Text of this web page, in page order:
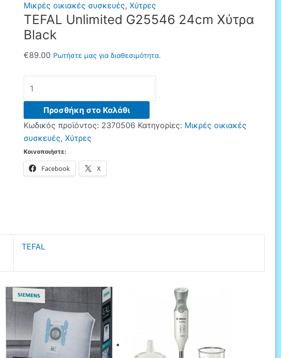
Μικρές οικιακές συσκευές, Χύτρες
TEFAL Unlimited G25546 24cm Χύτρα
Black
€89.00 Ρωτήστε μας για διαθεσιμότητα.
Unlimited
G25546
24cm
ποσότητα
Προσθήκη στο Καλάθι
Κωδικός προϊόντος: 2370506 Κατηγορίες: Μικρές οικιακές
συσκευές, Χύτρες
Κοινοποιήστε:
Facebook X
TEFAL